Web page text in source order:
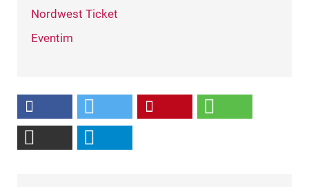
Nordwest Ticket
Eventim